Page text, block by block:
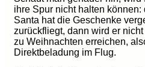
ihre Spur nicht halten
Santa hat die Geschenke
zurückfliegt, dann wird er
zu Weihnachten erreichen,
Direktbeladung im Flug.